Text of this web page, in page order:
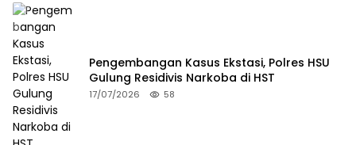
Pengembangan Kasus Ekstasi, Polres HSU
Gulung Residivis Narkoba di HST
17/07/2026 58